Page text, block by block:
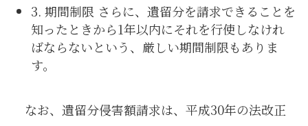
3. 期間制限 さらに、遺留分を請求できることを
知ったときから1年以内にそれを行使しなけれ
ばならないという、厳しい期間制限もありま
す。
なお、遺留分侵害額請求は、平成30年の法改正